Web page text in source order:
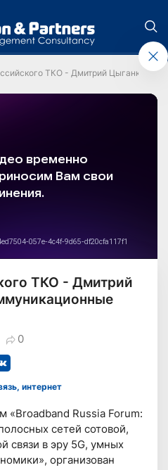
ТКО - Дмитрий Цыганко,
ТКО - Дмитрий
0
интернет
Russia Forum:
сетей сотовой,
связи в эру 5G, умных
организован